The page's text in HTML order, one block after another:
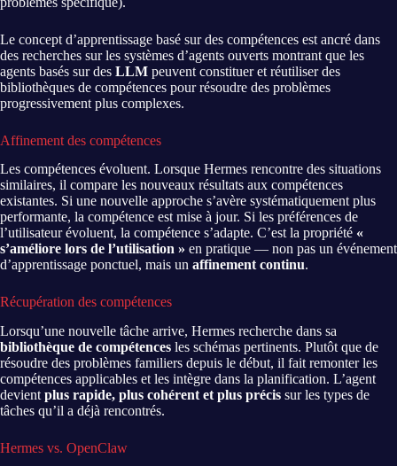
Le concept d’apprentissage basé sur des compétences est ancré dans
des recherches sur les systèmes d’agents ouverts montrant que les
agents basés sur des LLM peuvent constituer et réutiliser des
bibliothèques de compétences pour résoudre des problèmes
progressivement plus complexes.
Affinement des compétences
Les compétences évoluent. Lorsque Hermes rencontre des situations
similaires, il compare les nouveaux résultats aux compétences
existantes. Si une nouvelle approche s’avère systématiquement plus
performante, la compétence est mise à jour. Si les préférences de
l’utilisateur évoluent, la compétence s’adapte. C’est la propriété «
s’améliore lors de l’utilisation » en pratique — non pas un événement
d’apprentissage ponctuel, mais un affinement continu.
Récupération des compétences
Lorsqu’une nouvelle tâche arrive, Hermes recherche dans sa
bibliothèque de compétences les schémas pertinents. Plutôt que de
résoudre des problèmes familiers depuis le début, il fait remonter les
compétences applicables et les intègre dans la planification. L’agent
devient plus rapide, plus cohérent et plus précis sur les types de
tâches qu’il a déjà rencontrés.
Hermes vs. OpenClaw